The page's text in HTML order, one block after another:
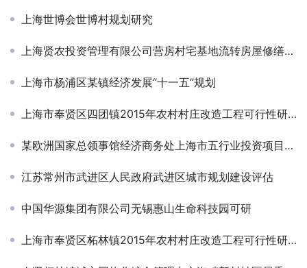
上海世博会世博村规划研究
上海贤农投资管理有限公司营房村宅基地流转房屋修缮改造项目可研
上海市杨浦区某镇经济发展“十一五”规划
上海市奉贤区四团镇2015年农村村庄改造工程可行性研究报告
某欧洲国家总领事馆经济商务处上海市五行业投资项目调查
江苏常州市武进区人民政府武进区城市规划建设评估
中国华源集团有限公司无锡惠山生命科技园可研
上海市奉贤区柘林镇2015年农村村庄改造工程可行性研究报告